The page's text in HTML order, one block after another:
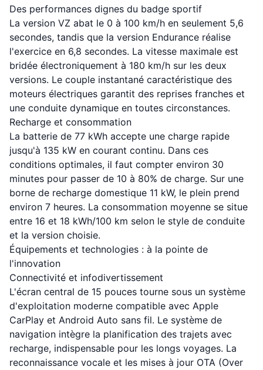
Des performances dignes du badge sportif
La version VZ abat le 0 à 100 km/h en seulement 5,6
secondes, tandis que la version Endurance réalise
l'exercice en 6,8 secondes. La vitesse maximale est
bridée électroniquement à 180 km/h sur les deux
versions. Le couple instantané caractéristique des
moteurs électriques garantit des reprises franches et
une conduite dynamique en toutes circonstances.
Recharge et consommation
La batterie de 77 kWh accepte une charge rapide
jusqu'à 135 kW en courant continu. Dans ces
conditions optimales, il faut compter environ 30
minutes pour passer de 10 à 80% de charge. Sur une
borne de recharge domestique 11 kW, le plein prend
environ 7 heures. La consommation moyenne se situe
entre 16 et 18 kWh/100 km selon le style de conduite
et la version choisie.
Équipements et technologies : à la pointe de
l'innovation
Connectivité et infodivertissement
L'écran central de 15 pouces tourne sous un système
d'exploitation moderne compatible avec Apple
CarPlay et Android Auto sans fil. Le système de
navigation intègre la planification des trajets avec
recharge, indispensable pour les longs voyages. La
reconnaissance vocale et les mises à jour OTA (Over